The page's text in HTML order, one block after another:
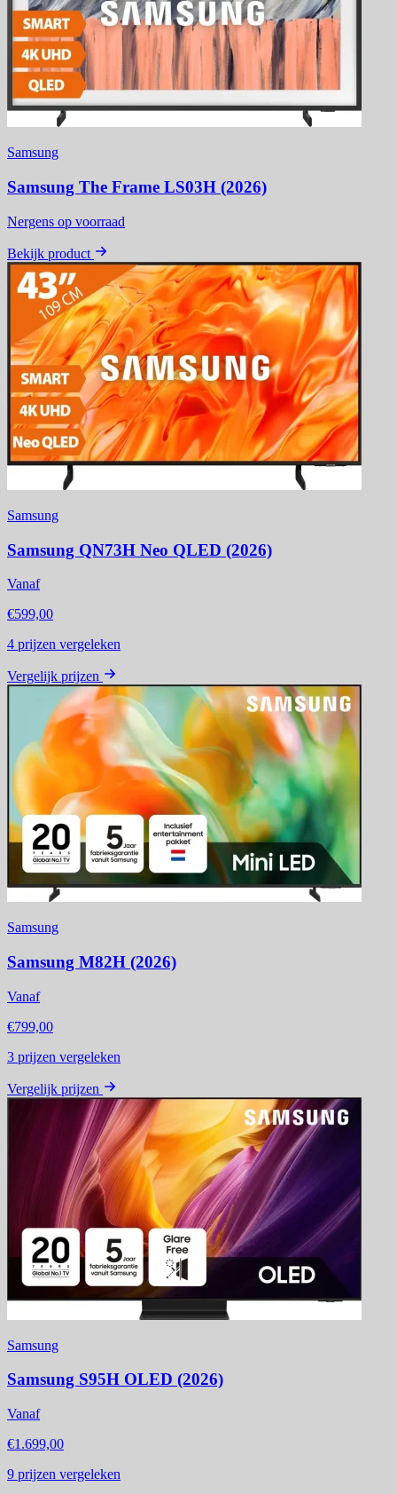
Samsung
Samsung The Frame LS03H (2026)
Nergens op voorraad
Bekijk product
Samsung
Samsung QN73H Neo QLED (2026)
Vanaf
€599,00
4 prijzen vergeleken
Vergelijk prijzen
Samsung
Samsung M82H (2026)
Vanaf
€799,00
3 prijzen vergeleken
Vergelijk prijzen
Samsung
Samsung S95H OLED (2026)
Vanaf
€1.699,00
9 prijzen vergeleken